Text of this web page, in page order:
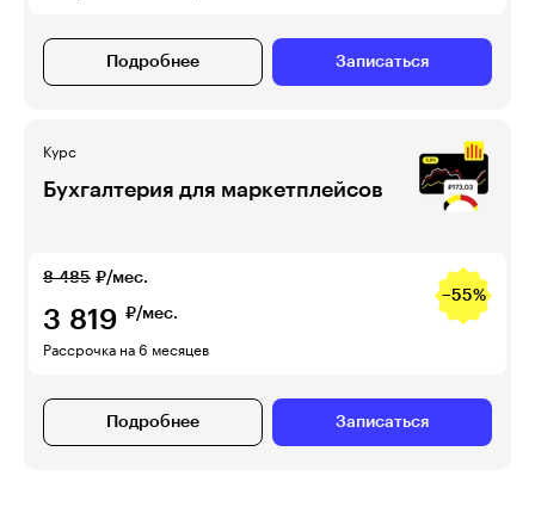
Подробнее Записаться
Курс
Бухгалтерия для маркетплейсов
8 485 ₽/мес.
−55%
3 819 ₽/мес.
Рассрочка на 6 месяцев
Подробнее Записаться